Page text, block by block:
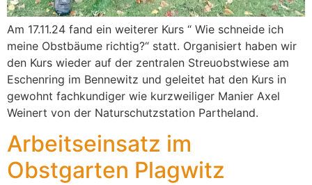
Am 17.11.24 fand ein weiterer Kurs “ Wie schneide ich
meine Obstbäume richtig?“ statt. Organisiert haben wir
den Kurs wieder auf der zentralen Streuobstwiese am
Eschenring im Bennewitz und geleitet hat den Kurs in
gewohnt fachkundiger wie kurzweiliger Manier Axel
Weinert von der Naturschutzstation Partheland.
Arbeitseinsatz im
Obstgarten Plagwitz